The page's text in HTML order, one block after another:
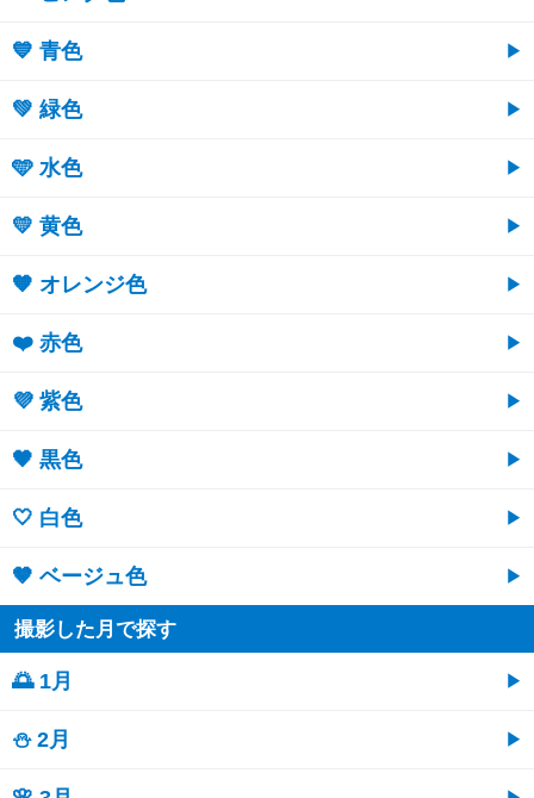
💙 青色
💚 緑色
🩵 水色
💛 黄色
🧡 オレンジ色
❤️ 赤色
💜 紫色
🖤 黒色
🤍 白色
🤎 ベージュ色
撮影した月で探す
🌅 1月
⛄ 2月